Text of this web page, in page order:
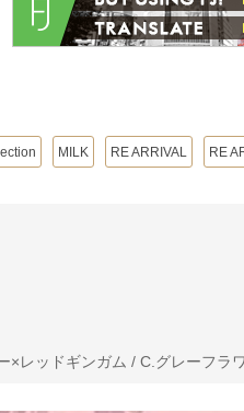
MILK RE ARRIVAL RE
レッドギンガム / C.グレーフラ